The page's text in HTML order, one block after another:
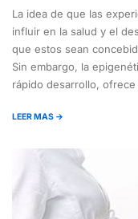
La idea de que las
influir en la salud y el
que estos sean
Sin embargo, la
rápido desarrollo,
LEER MAS →